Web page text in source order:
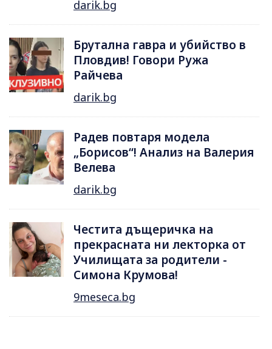
darik.bg
Брутална гавра и убийство в
Пловдив! Говори Ружа
Райчева
darik.bg
Радев повтаря модела
„Борисов“! Анализ на Валерия
Велева
darik.bg
Честита дъщеричка на
прекрасната ни лекторка от
Училищата за родители -
Симона Крумова!
9meseca.bg